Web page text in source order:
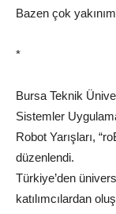
Bazen çok
*
Bursa Teknik
Sistemler
Robot Yarışları,
düzenlendi.
Türkiye’den
katılımcılardan